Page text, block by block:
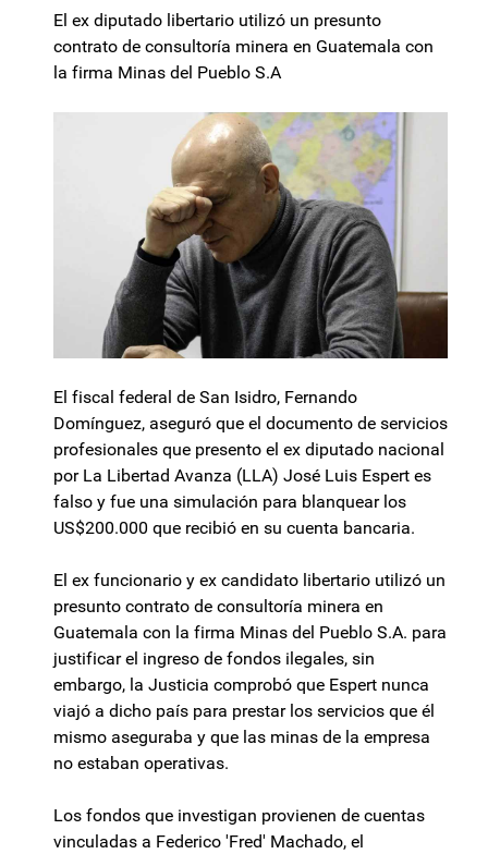
El ex diputado libertario utilizó un presunto
contrato de consultoría minera en Guatemala con
la firma Minas del Pueblo S.A
El fiscal federal de San Isidro, Fernando
Domínguez, aseguró que el documento de servicios
profesionales que presento el ex diputado nacional
por La Libertad Avanza (LLA) José Luis Espert es
falso y fue una simulación para blanquear los
US$200.000 que recibió en su cuenta bancaria.
El ex funcionario y ex candidato libertario utilizó un
presunto contrato de consultoría minera en
Guatemala con la firma Minas del Pueblo S.A. para
justificar el ingreso de fondos ilegales, sin
embargo, la Justicia comprobó que Espert nunca
viajó a dicho país para prestar los servicios que él
mismo aseguraba y que las minas de la empresa
no estaban operativas.
Los fondos que investigan provienen de cuentas
vinculadas a Federico 'Fred' Machado, el